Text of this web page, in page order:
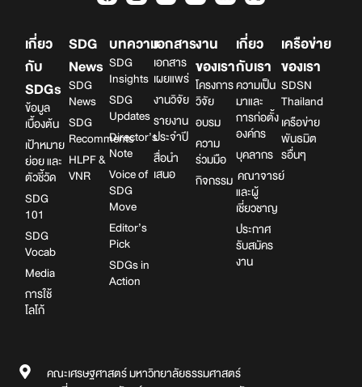
เกี่ยว
กับ
SDGs
ข้อมูล
เบื้องต้น
เป้าหมาย
ย่อย และ
ตัวชี้วัด
SDG
101
SDG
Vocab
Media
การใช้
โลโก้
SDG
News
SDG
News
SDG
Recomments
HLPF &
VNR
บทความ
SDG
Insights
SDG
Updates
Director’s
Note
Voice of
SDG
Move
Editor’s
Pick
SDGs in
Action
เอกสาร
เอกสาร
เผยแพร่
งานวิจัย
รายงาน
ประจำปี
สื่อนำ
เสนอ
งาน
ของเรา
โครงการ
วิจัย
อบรม
ความ
ร่วมมือ
กิจกรรม
เกี่ยว
กับเรา
ความเป็น
มาและ
การก่อตั้ง
องค์กร
บุคลากร
คณาจารย์
และผู้
เชี่ยวชาญ
ประกาศ
รับสมัคร
งาน
เครือข่าย
ของเรา
SDSN
Thailand
เครือข่าย
พันธมิต
รอื่นๆ
คณะเศรษฐศาสตร์ มหาวิทยาลัยธรรมศาสตร์